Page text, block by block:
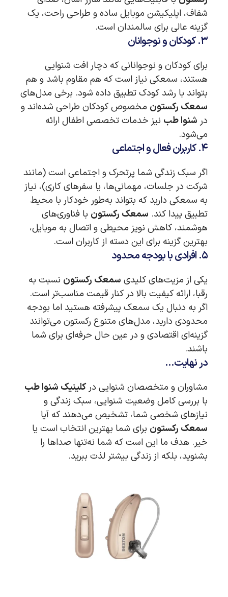
شفاف، اپلیکیشن موبایل ساده و طراحی راحت، یک
گزینه عالی برای سالمندان است.
۳. کودکان و نوجوانان
برای کودکان و نوجوانانی که دچار افت شنوایی
هستند، سمعکی نیاز است که هم مقاوم باشد و هم
بتواند با رشد کودک تطبیق داده شود. برخی مدل‌های
سمعک رکستون مخصوص کودکان طراحی شده‌اند و
در شنوا طب نیز خدمات تخصصی اطفال ارائه
می‌شود.
۴. کاربران فعال و اجتماعی
اگر سبک زندگی شما پرتحرک و اجتماعی است (مانند
شرکت در جلسات، مهمانی‌ها، یا سفرهای کاری)، نیاز
به سمعکی دارید که بتواند به‌طور خودکار با محیط
تطبیق پیدا کند. سمعک رکستون با فناوری‌های
هوشمند، کاهش نویز محیطی و اتصال به موبایل،
بهترین گزینه برای این دسته از کاربران است.
۵. افرادی با بودجه محدود
یکی از مزیت‌های کلیدی سمعک رکستون نسبت به
رقبا، ارائه کیفیت بالا در کنار قیمت مناسب‌تر است.
اگر به دنبال یک سمعک پیشرفته هستید اما بودجه
محدودی دارید، مدل‌های متنوع رکستون می‌توانند
گزینه‌ای اقتصادی و در عین حال حرفه‌ای برای شما
باشند.
در نهایت…
مشاوران و متخصصان شنوایی درکلینیک شنوا طب
با بررسی کامل وضعیت شنوایی، سبک زندگی و
نیازهای شخصی شما، تشخیص می‌دهند که آیا
سمعک رکستون برای شما بهترین انتخاب است یا
خیر. هدف ما این است که شما نه‌تنها صداها را
بشنوید، بلکه از زندگی بیشتر لذت ببرید.